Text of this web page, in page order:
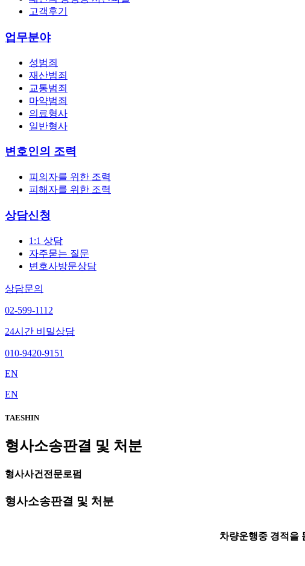
고객후기
업무분야
성범죄
재산범죄
교통범죄
마약범죄
의료형사
일반형사
변호인의 조력
피의자를 위한 조력
피해자를 위한 조력
상담신청
1:1 상담
자주묻는 질문
변호사방문상담
상담문의
02-599-1112
24시간 비밀상담
010-9420-9151
EN
EN
TAESHIN
형사소송판결 및 처분
형사사건전문로펌
형사소송판결 및 처분
차량운행중 경적을